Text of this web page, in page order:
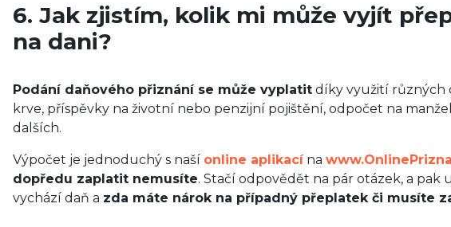
6. Jak zjistím, kolik mi může vyjít
na dani?
Podání daňového přiznání se může vyplatit díky využití různých
krve, příspěvky na životní nebo penzijní pojištění, odpočet na
dalších.
Výpočet je jednoduchý s naší online aplikacína
dopředu zaplatit nemusíte. Stačí odpovědět na pár otázek, a
vychází daň a zda máte nárok na případný přeplatek či musíte